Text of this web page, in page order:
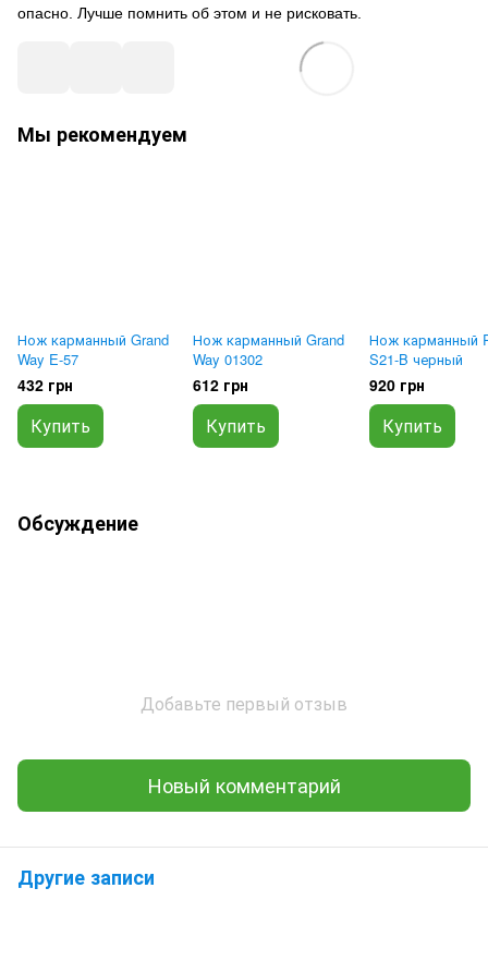
опасно. Лучше помнить об этом и не рисковать.
Мы рекомендуем
Нож карманный Grand
Way E-57
432 грн
Купить
Нож карманный Grand
Way 01302
612 грн
Купить
Нож карманный
S21-B черный
920 грн
Купить
Обсуждение
Добавьте первый отзыв
Новый комментарий
Другие записи